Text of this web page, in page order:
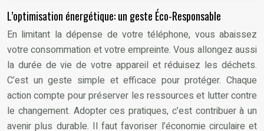
L’optimisation énergétique: un geste Éco-Responsable
En limitant la dépense de votre téléphone, vous abaissez
votre consommation et votre empreinte. Vous allongez aussi
la durée de vie de votre appareil et réduisez les déchets.
C’est un geste simple et efficace pour protéger. Chaque
action compte pour préserver les ressources et lutter contre
le changement. Adopter ces pratiques, c’est contribuer à un
avenir plus durable. Il faut favoriser l’économie circulaire et